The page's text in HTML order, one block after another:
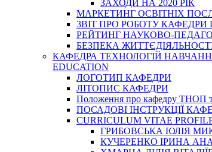
ЗАХОДИ НА 2020 РІК
МАРКЕТИНГ ОСВІТНІХ
3BIT ПРО РОБОТУ КАФЕДРИ
РЕЙТИНГ НАУКОВО-
БЕЗПЕКА
КАФЕДРА ТЕХНОЛОГІЙ НАВЧАННЯ,
EDUCATION
ЛОГОТИП КАФЕДРИ
ЛІТОПИС КАФЕДРИ
Положення про кафедру ТНОП
ПОСАДОВІ ІНСТРУКЦІЇ
CURRICULUM VITAE
ГРИБОВСЬКА ЮЛІЯ
КУЧЕРЕНКО ІРИНА